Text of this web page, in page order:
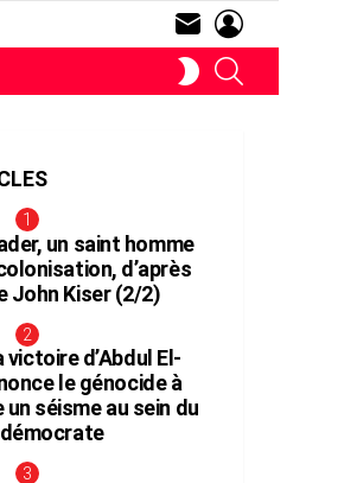
SUBSCRIBE
SWITCH
un saint homme
d’après
John Kiser (2/2)
d’Abdul El-
le génocide à
séisme au sein du